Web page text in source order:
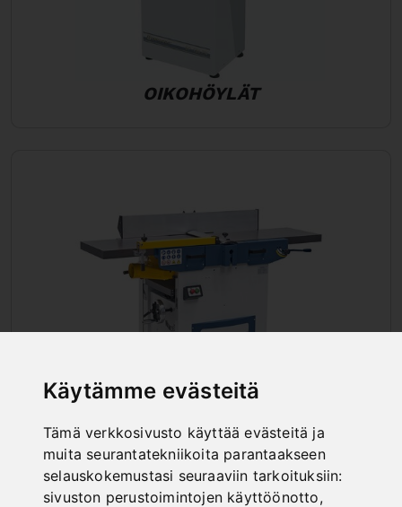
Käytämme evästeitä
Tämä verkkosivusto käyttää evästeitä ja
muita seurantatekniikoita parantaakseen
selauskokemustasi seuraaviin tarkoituksiin:
sivuston perustoimintojen käyttöönotto,
OIKOHÖYLÄT
OIKOTASOHÖYLÄ, JOSSA ON
SPIRAALIKUTTERI